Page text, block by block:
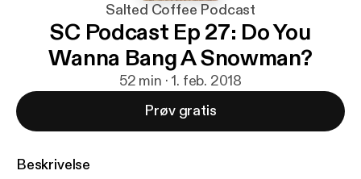
Salted Coffee Podcast
SC Podcast Ep 27: Do You
Wanna Bang A Snowman?
52 min · 1. feb. 2018
Prøv gratis
Beskrivelse